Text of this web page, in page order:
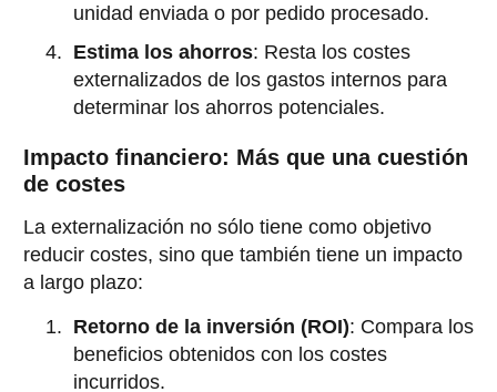
unidad enviada o por pedido procesado.
Estima los ahorros: Resta los costes
externalizados de los gastos internos para
determinar los ahorros potenciales.
Impacto financiero: Más que una cuestión
de costes
La externalización no sólo tiene como objetivo
reducir costes, sino que también tiene un impacto
a largo plazo:
Retorno de la inversión (ROI): Compara los
beneficios obtenidos con los costes
incurridos.